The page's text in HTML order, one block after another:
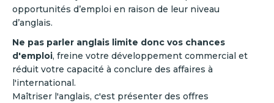
opportunités d’emploi en raison de leur niveau
d’anglais.
Ne pas parler anglais limite donc vos chances
d'emploi, freine votre développement commercial et
réduit votre capacité à conclure des affaires à
l'international.
Maîtriser l'anglais, c'est présenter des offres